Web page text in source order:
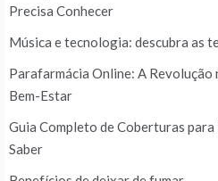
Precisa Conhecer
Música e tecnologia: descubra as
Parafarmácia Online: A Revolução
Bem-Estar
Guia Completo de Coberturas
Saber